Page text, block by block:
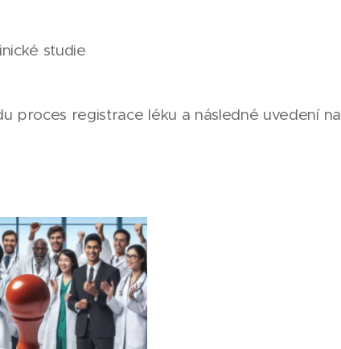
studie
proces registrace léku a následné uvedení na